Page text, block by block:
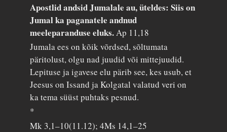
Apostlid andsid Jumalale au, üteldes: Siis on
Jumal ka paganatele andnud
meeleparanduse eluks.Ap 11,18
Jumala ees on kõik võrdsed, sõltumata
päritolust, olgu nad juudid või mittejuudid.
Lepituse ja igavese elu pärib see, kes usub, et
Jeesus on Issand ja Kolgatal valatud veri on
ka tema süüst puhtaks pesnud.
*
Mk 3,1–10(11.12); 4Ms 14,1–25